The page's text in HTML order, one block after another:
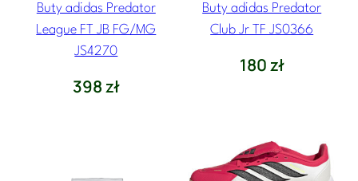
Buty adidas Predator
League FT JB FG/MG
JS4270
398zł
Buty adidas Predator
Club Jr TF JS0366
180zł